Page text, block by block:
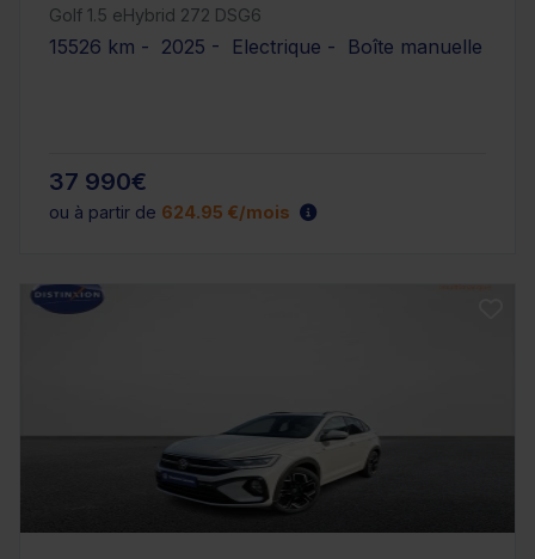
Golf 1.5 eHybrid 272 DSG6
15526 km - 2025 - Electrique - Boîte manuelle
37 990€
ou à partir de 624.95 €/mois